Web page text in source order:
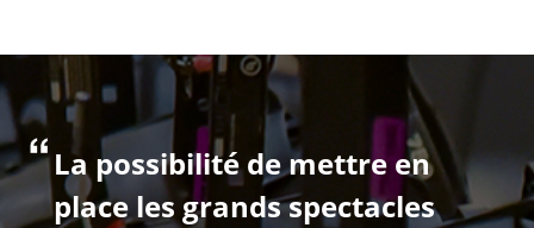
La possibilité de mettre en
place les grands spectacles